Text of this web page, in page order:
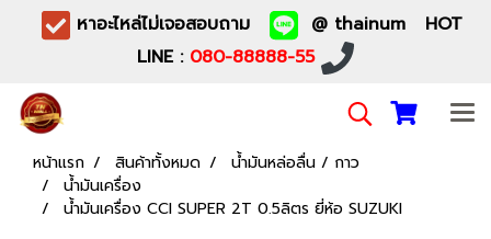
หาอะไหล่ไม่เจอสอบถาม
@ thainum HOT
LINE : 080-88888-55
หน้าแรก สินค้าทั้งหมด
น้ำมันหล่อลื่น / กาว
น้ำมันเครื่อง
น้ำมันเครื่อง CCI SUPER 2T 0.5ลิตร ยี่ห้อ SUZUKI